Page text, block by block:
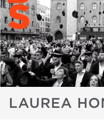
LAUREA